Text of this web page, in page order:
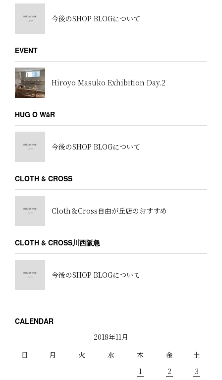
今後のSHOP BLOGについて
EVENT
Hiroyo Masuko Exhibition Day.2
HUG Ō WäR
今後のSHOP BLOGについて
CLOTH & CROSS
Cloth＆Cross自由が丘店のおすすめ
CLOTH & CROSS川西阪急
今後のSHOP BLOGについて
CALENDAR
2018年11月
日
月 火 水 木 金
土
1
2 3